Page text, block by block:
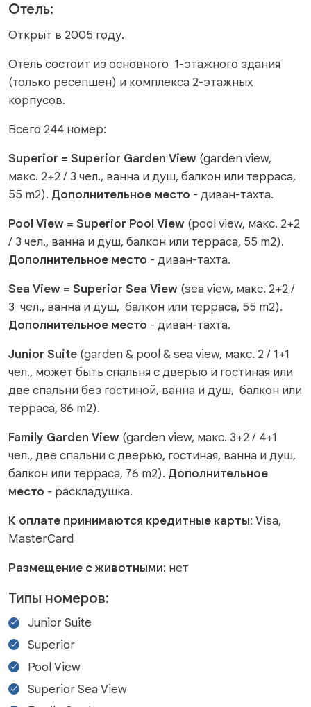
Отель:
Открыт в 2005 году.
Отель состоит из основного 1-этажного здания
(только ресепшен) и комплекса 2-этажных
корпусов.
Всего 244 номер:
Superior = Superior Garden View (garden view,
макс. 2+2 / 3 чел., ванна и душ, балкон или терраса,
55 m2). Дополнительное место - диван-тахта.
Pool View = Superior Pool View (pool view, макс. 2+2
/ 3 чел., ванна и душ, балкон или терраса, 55 m2).
Дополнительное место - диван-тахта.
Sea View = Superior Sea View (sea view, макс. 2+2 /
3 чел., ванна и душ, балкон или терраса, 55 m2).
Дополнительное место - диван-тахта.
Junior Suite (garden & pool & sea view, макс. 2 / 1+1
чел., может быть спальня c дверью и гостиная или
две спальни без гостиной, ванна и душ, балкон или
терраса, 86 m2).
Family Garden View (garden view, макс. 3+2 / 4+1
чел., две спальни c дверью, гостиная, ванна и душ,
балкон или терраса, 76 m2). Дополнительное
место - раскладушка.
К оплате принимаются кредитные карты: Visa,
MasterCard
Размещение с животными: нет
Типы номеров:
Junior Suite
Superior
Pool View
Superior Sea View